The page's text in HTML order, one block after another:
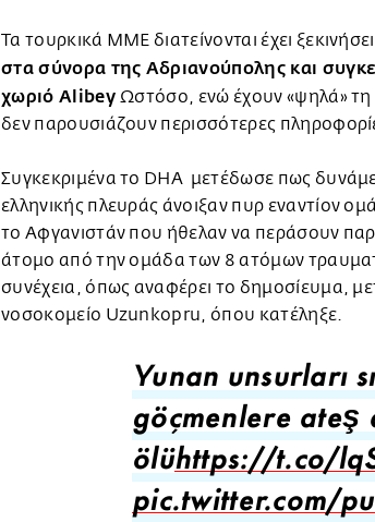
Τα τουρκικά ΜΜΕ διατείνονται έχει
στα σύνορα της Αδριανούπολης και
χωριό AlibeyΩστόσο, ενώ έχουν «ψηλά» τη
δεν παρουσιάζουν περισσότερες
Συγκεκριμένα το DHA μετέδωσε πως
ελληνικής πλευράς άνοιξαν πυρ εναντίον
το Αφγανιστάν που ήθελαν να περάσουν
άτομο από την ομάδα των 8 ατόμων
συνέχεια, όπως αναφέρει το δημοσίευμα,
νοσοκομείο Uzunkopru, όπου κατέληξε.
Yunan unsurları
göçmenlere ateş
ölühttps://t.co/
pic.twitter.com/